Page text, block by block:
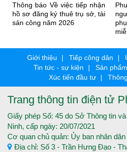
Thông báo Về việc tiếp nhận
hồ sơ đăng ký thuê trụ sở, tài
sản công năm 2026
Giới thiệu Tiếp công dân
Tin tức - sự kiện
Sản
Xúc tiến đầu tư
Trang thông tin điện tử
Giấy phép Số: 45 do Sở Thông tin
Ninh, cấp ngày: 20/07/2021
Cơ quan chủ quản: Ủy ban nhân
Địa chỉ: Số 3 - Trần Hưng Đạo -